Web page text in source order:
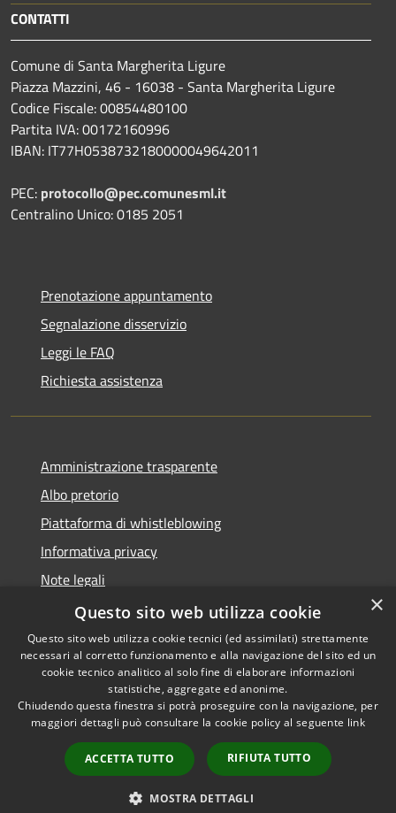
CONTATTI
Comune di Santa Margherita Ligure
Piazza Mazzini, 46 - 16038 - Santa Margherita Ligure
Codice Fiscale: 00854480100
Partita IVA: 00172160996
IBAN: IT77H0538732180000049642011
PEC: protocollo@pec.comunesml.it
Centralino Unico: 0185 2051
Prenotazione appuntamento
Segnalazione disservizio
Leggi le FAQ
Richiesta assistenza
Amministrazione trasparente
Albo pretorio
Piattaforma di whistleblowing
Informativa privacy
Note legali
Dichiarazione di accessibilità
RSS
Accessibilità
Mappa del sito
© 2022 • Comune di Santa
Margherita Ligure •
Powered by
Municipium•
Accesso
Area Riservata
×
Questo sito web utilizza cookie
Questo sito web utilizza cookie tecnici (ed assimilati) strettamente
necessari al corretto funzionamento e alla navigazione del sito ed un
cookie tecnico analitico al solo fine di elaborare informazioni
statistiche, aggregate ed anonime.
Chiudendo questa finestra si potrà proseguire con la navigazione, per
maggiori dettagli può consultare la cookie policy al seguente link
ACCETTA TUTTO RIFIUTA TUTTO
MOSTRA DETTAGLI